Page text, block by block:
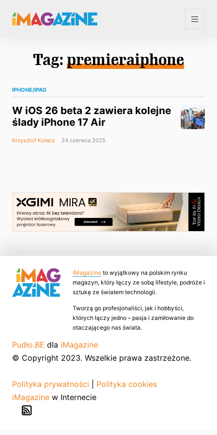
Tag: premieraiphone
IPHONE/IPAD
W iOS 26 beta 2 zawiera kolejne
ślady iPhone 17 Air
Krzysztof Kołacz 24 czerwca 2025
iMagazine to wyjątkowy na polskim rynku
magazyn, który łączy ze sobą lifestyle, podróże i
sztukę ze światem technologii.
Tworzą go profesjonaliści, jak i hobbyści,
których łączy jedno – pasja i zamiłowanie do
otaczającego nas świata.
Pudło.BE dla iMagazine
© Copyright 2023. Wszelkie prawa zastrzeżone.
Polityka prywatności
Polityka cookies
iMagazine w Internecie